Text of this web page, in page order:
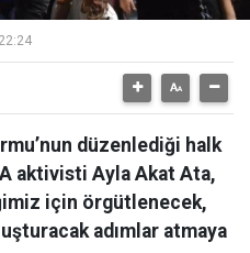
düzenlediği halk
aktivisti Ayla Akat Ata,
için örgütlenecek,
adımlar atmaya